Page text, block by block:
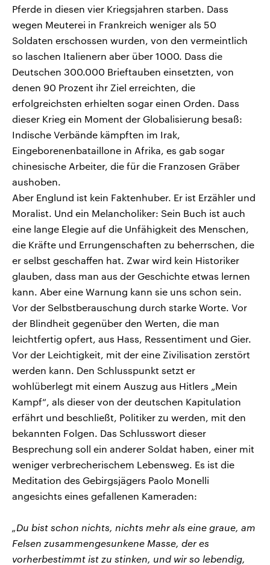
Pferde in diesen vier Kriegsjahren starben. Dass
wegen Meuterei in Frankreich weniger als 50
Soldaten erschossen wurden, von den vermeintlich
so laschen Italienern aber über 1000. Dass die
Deutschen 300.000 Brieftauben einsetzten, von
denen 90 Prozent ihr Ziel erreichten, die
erfolgreichsten erhielten sogar einen Orden. Dass
dieser Krieg ein Moment der Globalisierung besaß:
Indische Verbände kämpften im Irak,
Eingeborenenbataillone in Afrika, es gab sogar
chinesische Arbeiter, die für die Franzosen Gräber
aushoben.
Aber Englund ist kein Faktenhuber. Er ist Erzähler und
Moralist. Und ein Melancholiker: Sein Buch ist auch
eine lange Elegie auf die Unfähigkeit des Menschen,
die Kräfte und Errungenschaften zu beherrschen, die
er selbst geschaffen hat. Zwar wird kein Historiker
glauben, dass man aus der Geschichte etwas lernen
kann. Aber eine Warnung kann sie uns schon sein.
Vor der Selbstberauschung durch starke Worte. Vor
der Blindheit gegenüber den Werten, die man
leichtfertig opfert, aus Hass, Ressentiment und Gier.
Vor der Leichtigkeit, mit der eine Zivilisation zerstört
werden kann. Den Schlusspunkt setzt er
wohlüberlegt mit einem Auszug aus Hitlers „Mein
Kampf“, als dieser von der deutschen Kapitulation
erfährt und beschließt, Politiker zu werden, mit den
bekannten Folgen. Das Schlusswort dieser
Besprechung soll ein anderer Soldat haben, einer mit
weniger verbrecherischem Lebensweg. Es ist die
Meditation des Gebirgsjägers Paolo Monelli
angesichts eines gefallenen Kameraden:
„Du bist schon nichts, nichts mehr als eine graue, am
Felsen zusammengesunkene Masse, der es
vorherbestimmt ist zu stinken, und wir so lebendig,